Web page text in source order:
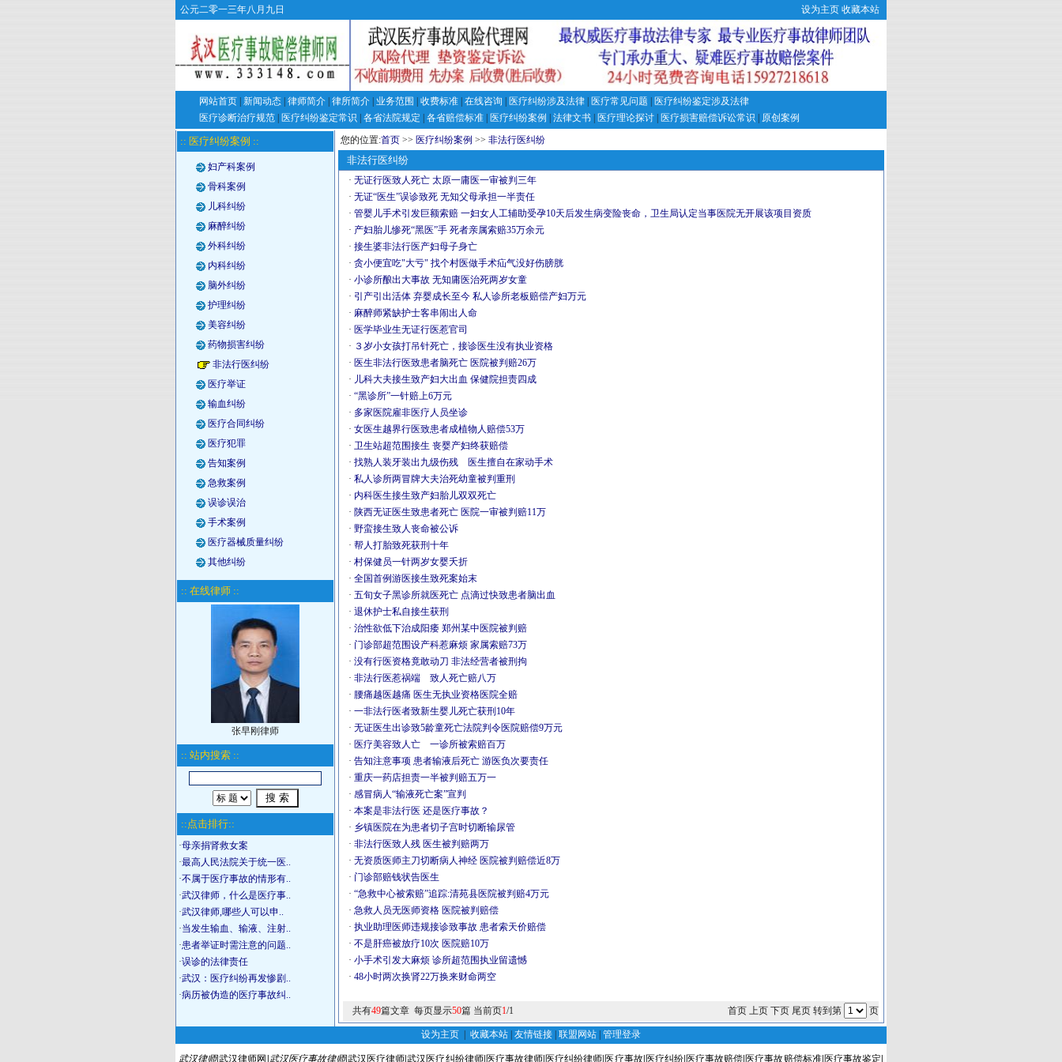
公元二零一三年八月九日 设为主页 收藏本站
网站首页 新闻动态 律师简介 律所简介 业务范围 收费标准 在线咨询 医疗纠纷涉及法律 医疗常见问题
医疗纠纷鉴定涉及法律
医疗诊断治疗规范
医疗纠纷鉴定常识 各省法院规定 各省赔偿标准 医疗纠纷案例 法律文书 医疗理论探讨 医疗损害赔偿诉讼常识 原创案例
:: 医疗纠纷案例 ::
妇产科案例
骨科案例
儿科纠纷
麻醉纠纷
外科纠纷
内科纠纷
脑外纠纷
护理纠纷
美容纠纷
药物损害纠纷
非法行医纠纷
医疗举证
输血纠纷
医疗合同纠纷
医疗犯罪
告知案例
急救案例
误诊误治
手术案例
医疗器械质量纠纷
其他纠纷
:: 在线律师 ::
张早刚律师
:: 站内搜索 ::
::点击排行::
·母亲捐肾救女案
·最高人民法院关于统一医..
·不属于医疗事故的情形有..
·武汉律师，什么是医疗事..
·武汉律师,哪些人可以申..
·当发生输血、输液、注射..
·患者举证时需注意的问题..
·误诊的法律责任
·武汉：医疗纠纷再发惨剧..
·病历被伪造的医疗事故纠..
您的位置:首页 >> 医疗纠纷案例 >> 非法行医纠纷
非法行医纠纷
· 无证行医致人死亡 太原一庸医一审被判三年
· 无证“医生”误诊致死 无知父母承担一半责任
· 管婴儿手术引发巨额索赔 一妇女人工辅助受孕10天后发生病变险丧命，卫生局认定当事医院无开展该项目资质
· 产妇胎儿惨死“黑医”手 死者亲属索赔35万余元
· 接生婆非法行医产妇母子身亡
· 贪小便宜吃"大亏" 找个村医做手术疝气没好伤膀胱
· 小诊所酿出大事故 无知庸医治死两岁女童
· 引产引出活体 弃婴成长至今 私人诊所老板赔偿产妇万元
· 麻醉师紧缺护士客串闹出人命
· 医学毕业生无证行医惹官司
· ３岁小女孩打吊针死亡，接诊医生没有执业资格
· 医生非法行医致患者脑死亡 医院被判赔26万
· 儿科大夫接生致产妇大出血 保健院担责四成
· “黑诊所”一针赔上6万元
· 多家医院雇非医疗人员坐诊
· 女医生越界行医致患者成植物人赔偿53万
· 卫生站超范围接生 丧婴产妇终获赔偿
· 找熟人装牙装出九级伤残 医生擅自在家动手术
· 私人诊所两冒牌大夫治死幼童被判重刑
· 内科医生接生致产妇胎儿双双死亡
· 陕西无证医生致患者死亡 医院一审被判赔11万
· 野蛮接生致人丧命被公诉
· 帮人打胎致死获刑十年
· 村保健员一针两岁女婴夭折
· 全国首例游医接生致死案始末
· 五旬女子黑诊所就医死亡 点滴过快致患者脑出血
· 退休护士私自接生获刑
· 治性欲低下治成阳痿 郑州某中医院被判赔
· 门诊部超范围设产科惹麻烦 家属索赔73万
· 没有行医资格竟敢动刀 非法经营者被刑拘
· 非法行医惹祸端 致人死亡赔八万
· 腰痛越医越痛 医生无执业资格医院全赔
· 一非法行医者致新生婴儿死亡获刑10年
· 无证医生出诊致5龄童死亡法院判令医院赔偿9万元
· 医疗美容致人亡 一诊所被索赔百万
· 告知注意事项 患者输液后死亡 游医负次要责任
· 重庆一药店担责一半被判赔五万一
· 感冒病人“输液死亡案”宣判
· 本案是非法行医 还是医疗事故？
· 乡镇医院在为患者切子宫时切断输尿管
· 非法行医致人残 医生被判赔两万
· 无资质医师主刀切断病人神经 医院被判赔偿近8万
· 门诊部赔钱状告医生
· “急救中心被索赔”追踪:清苑县医院被判赔4万元
· 急救人员无医师资格 医院被判赔偿
· 执业助理医师违规接诊致事故 患者索天价赔偿
· 不是肝癌被放疗10次 医院赔10万
· 小手术引发大麻烦 诊所超范围执业留遗憾
· 48小时两次换肾22万换来财命两空
共有49篇文章 每页显示50篇 当前页1/1 首页 上页 下页 尾页 转到第 页
设为主页 收藏本站 友情链接 联盟网站 管理登录
武汉律师|武汉律师网 武汉医疗事故律师|武汉医疗律师 |武汉医疗纠纷律师| 医疗事故律师 医疗纠纷律师 医疗事故| 医疗纠纷| 医疗事故赔偿 医疗事故赔偿标准| 医疗事故鉴定